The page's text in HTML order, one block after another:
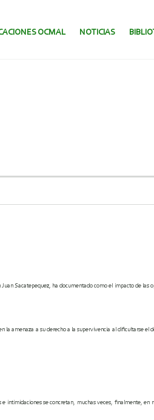
OCMAL NOTICIAS
Juan Sacatepequez, ha documentado comoel impacto de las
la amenaza a su derecho a la supervivencia al dificultarse el
e intimidaciones se concretan, muchas veces, finalmente, en